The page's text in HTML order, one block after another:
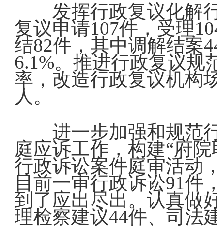
发挥行政复议化解
复议申请107件，受理
结82件，其中调解结案
6.1%。推进行政复议规
率，改造行政复议机构
人。
进一步加强和规范
庭应诉工作，构建“府
行政诉讼案件庭审活动
目前一审行政诉讼91件
到了应出尽出。认真做
理检察建议44件、司法